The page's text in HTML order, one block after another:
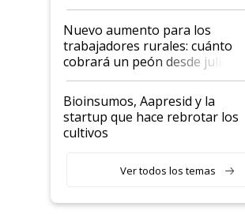
Nuevo aumento para los
trabajadores rurales: cuánto
cobrará un peón desde julio
Bioinsumos, Aapresid y la
startup que hace rebrotar los
cultivos
Ver todos los temas